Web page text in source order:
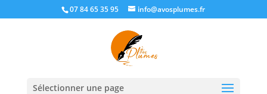
07 84 65 35 95 info@avosplumes.fr
Sélectionner une page